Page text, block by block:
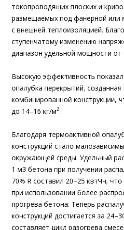
токопроводящих плоских и
размещаемых под фанерной или
с внешней теплоизоляцией.
ступенчатому изменению
диапазон удельной мощности
Высокую эффективность
опалубка перекрытий,
комбинированной конструкции,
до 14–16 кг/м2.
Благодаря термоактивной
конструкций стало
окружающей среды. Удельный
1 м3 бетона при получении
70% R составил 20–25 квтЧч,
при использовании более
прогрева бетона. Теперь
конструкций достигается за
составляет цикл разогрева